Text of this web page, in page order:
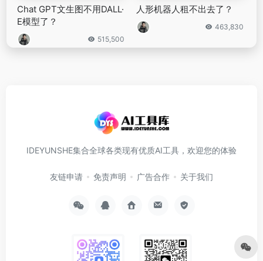
Chat GPT文生图不用DALL·
E模型了？
515,500
人形机器人租不出去了？
463,830
IDEYUNSHE集合全球各类现有优质AI工具，欢迎您的体验
友链申请 免责声明 广告合作 关于我们